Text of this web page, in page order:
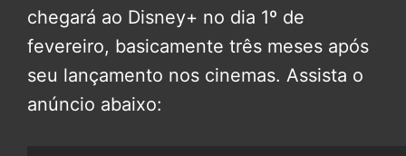
chegará ao Disney+ no dia 1º de
fevereiro, basicamente três meses após
seu lançamento nos cinemas. Assista o
anúncio abaixo: